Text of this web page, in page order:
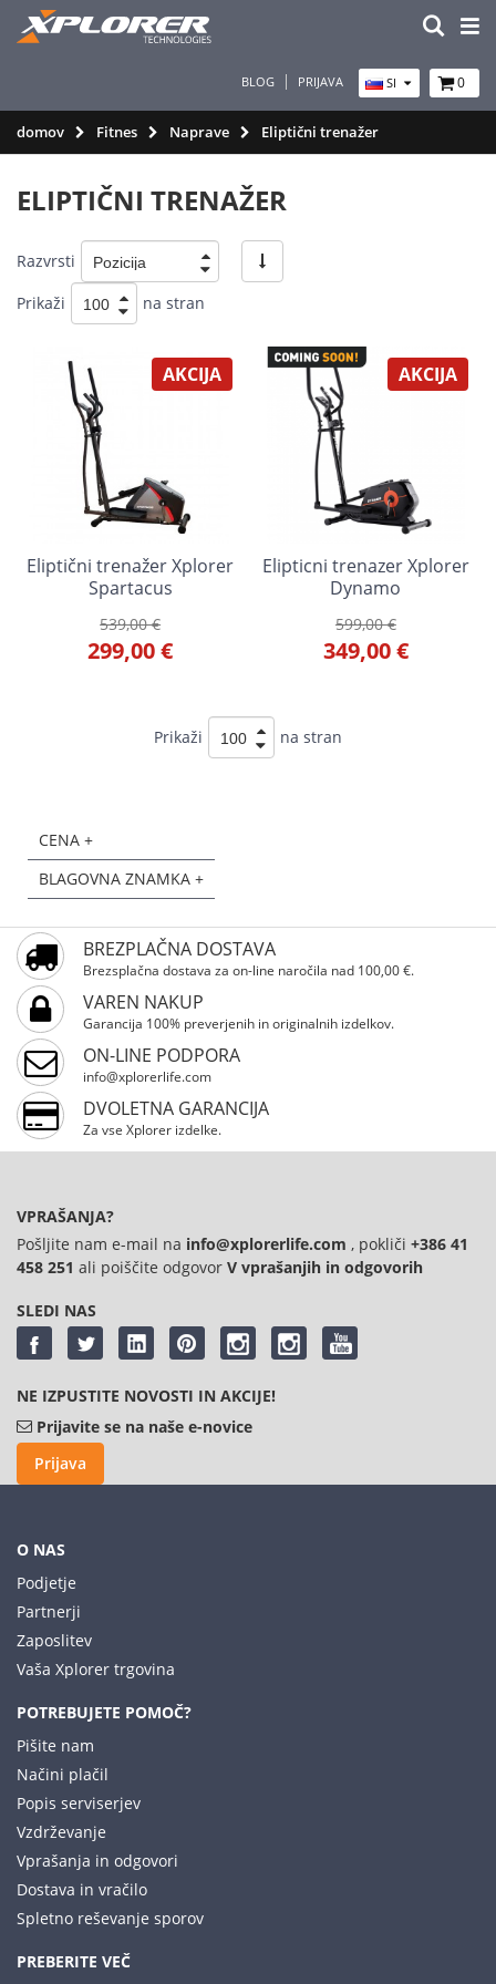
BLOG PRIJAVA SI 0
domov Fitnes Naprave Eliptični trenažer
CENA +
BLAGOVNA ZNAMKA +
ELIPTIČNI TRENAŽER
Razvrsti
Prikaži
na stran
Eliptični trenažer Xplorer
Spartacus
539,00 €
299,00 €
AKCIJA
Elipticni trenazer Xplorer
Dynamo
599,00 €
349,00 €
AKCIJA
Prikaži na stran
BREZPLAČNA DOSTAVA
Brezsplačna dostava za on-line naročila nad 100,00 €.
VAREN NAKUP
Garancija 100% preverjenih in originalnih izdelkov.
ON-LINE PODPORA
info@xplorerlife.com
DVOLETNA GARANCIJA
Za vse Xplorer izdelke.
VPRAŠANJA?
Pošljite nam e-mail na info@xplorerlife.com , pokliči +386 41
458 251 ali poiščite odgovor V vprašanjih in odgovorih
SLEDI NAS
NE IZPUSTITE NOVOSTI IN AKCIJE!
Prijavite se na naše e-novice
Prijava
O NAS
Podjetje
Partnerji
Zaposlitev
Vaša Xplorer trgovina
POTREBUJETE POMOČ?
Pišite nam
Načini plačil
Popis serviserjev
Vzdrževanje
Vprašanja in odgovori
Dostava in vračilo
Spletno reševanje sporov
PREBERITE VEČ